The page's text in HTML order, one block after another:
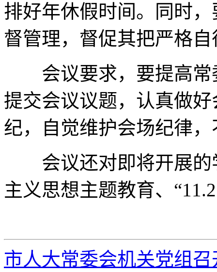
排好年休假时间。同时
督管理，督促其把严格
会议要求，要提高常
提交会议议题，认真做
纪，自觉维护会场纪律
会议还对即将开展的
主义思想主题教育、
市人大常委会机关党组